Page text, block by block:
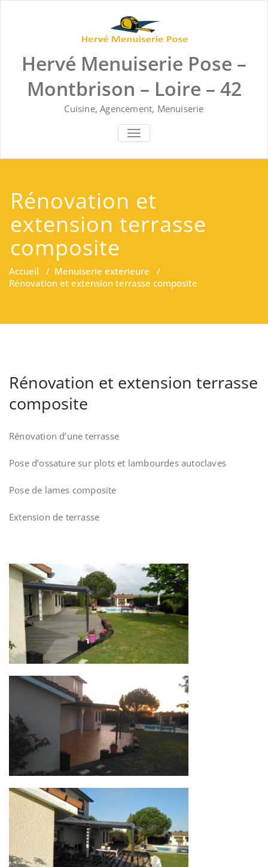
Hervé Menuiserie Pose –
Montbrison – Loire – 42
Cuisine, Agencement, Menuiserie
AFFICHER/MASQUER LA
Rénovation et
extension terrasse
composite
Accueil / Menuiserie exterieure /
Rénovation et extension terrasse composite
Rénovation et extension terrasse
composite
Rénovation d’une terrasse
Pose d’ossature sur plots et lambourdes autoclaves
Pose de lames composite
Extension de terrasse